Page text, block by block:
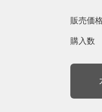
販売価
購入数